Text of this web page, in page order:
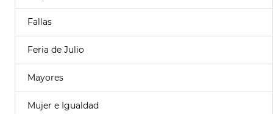
Fallas
Feria de Julio
Mayores
Mujer e Igualdad